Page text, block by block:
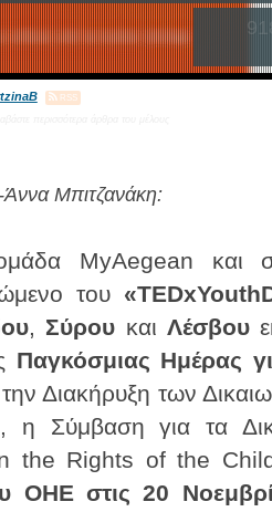
RSS
Μπιτζανάκη:
MyAegean και
του
, Σύρου και Λέσβου
Παγκόσμιας Ημέρας
Διακήρυξη των
Σύμβαση για τα
the Rights of the
ΟΗΕ στις 20